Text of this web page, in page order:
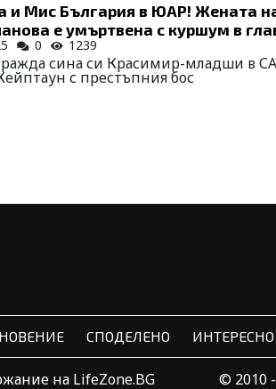
и Мис България в ЮАР! Жената
е умъртвена с куршум в
0 1239
ражда сина си Красимир-младши в
с престъпния бос
СПОДЕЛЕНО ИНТЕРЕСНО
на LifeZone.BG
© 2010